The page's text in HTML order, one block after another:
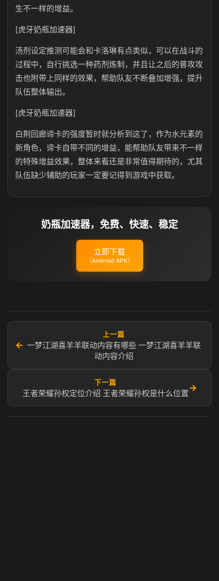
生不一样的增益。
[虎牙奶瓶加速器]
汤剂设定推测可能会和卡洛琳有点类似，可以在战斗的
过程中，自行挑选一种药剂炼制，并且让之后的普攻攻
击也附带上同样的效果，帮助队友不断叠加增强，提升
队伍整体输出。
[虎牙奶瓶加速器]
白荆回廊谛卡的强度暂时就分析到这了，作为水元素的
新角色，谛卡自带不同的增益，能帮助队友带来不一样
的特殊增益效果，整体来看还是非常值得期待的，尤其
队伍缺少辅助的玩家一定要记得到游戏中获取。
奶瓶加速器，免费、快速、稳定
立即下载
（Android APK）
←
上一篇
一梦江湖喜羊羊联动内容有哪些 一梦江湖喜羊羊联
动内容介绍
下一篇
王者荣耀孙权定位介绍​ 王者荣耀孙权是什么位置
→